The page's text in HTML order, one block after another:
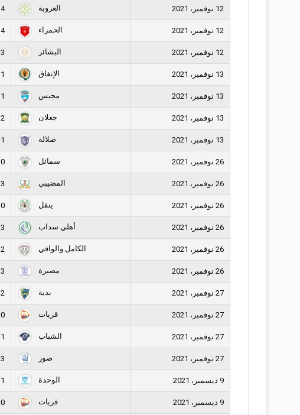
12 نوفمبر، 2021 العروبة 4 - 0
12 نوفمبر، 2021 الحمراء 4 - 1
12 نوفمبر، 2021 البشائر 3 - 1
13 نوفمبر، 2021 الإتفاق 1 - 2
13 نوفمبر، 2021 مجيس 1 - 2
13 نوفمبر، 2021 جعلان 2 - 0
13 نوفمبر، 2021 صلالة 1 - 0
26 نوفمبر، 2021 سمائل 0 - 0
26 نوفمبر، 2021 المضيبي 3 - 1
26 نوفمبر، 2021 ينقل 0 - 2
26 نوفمبر، 2021 أهلي سداب 3 - 0
26 نوفمبر، 2021 الكامل والوافي 2 - 3
26 نوفمبر، 2021 مصيرة 3 - 1
27 نوفمبر، 2021 بدية 2 - 2
27 نوفمبر، 2021 قريات 0 - 4
27 نوفمبر، 2021 الشباب 1 - 1
27 نوفمبر، 2021 صور 3 - 0
9 ديسمبر، 2021 الوحدة 1 - 2
9 ديسمبر، 2021 قريات 0 - 0